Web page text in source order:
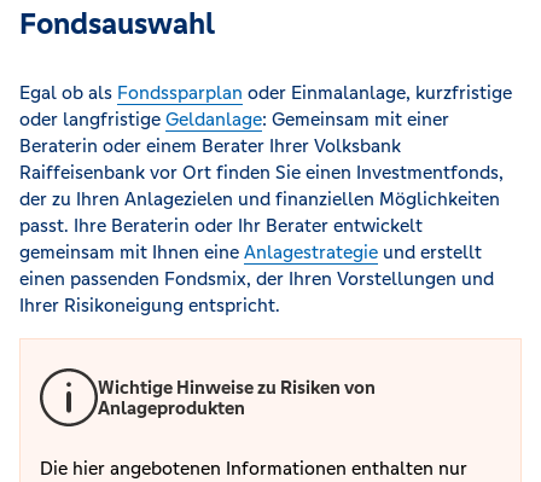
Fondsauswahl
Egal ob als Fondssparplan oder Einmalanlage, kurzfristige
oder langfristige Geldanlage: Gemeinsam mit einer
Beraterin oder einem Berater Ihrer Volksbank
Raiffeisenbank vor Ort finden Sie einen Investmentfonds,
der zu Ihren Anlagezielen und finanziellen Möglichkeiten
passt. Ihre Beraterin oder Ihr Berater entwickelt
gemeinsam mit Ihnen eine Anlagestrategie und erstellt
einen passenden Fondsmix, der Ihren Vorstellungen und
Ihrer Risikoneigung entspricht.
Wichtige Hinweise zu Risiken von
Anlageprodukten
Die hier angebotenen Informationen enthalten nur